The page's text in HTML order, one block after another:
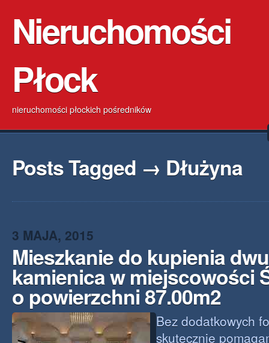
Nieruchomości
Płock
nieruchomości płockich pośredników
Posts Tagged → Dłużyna
3 MAJA, 2015
Mieszkanie do kupienia
kamienica w miejscowości
o powierzchni 87.00m2
Bez dodatkowych
skutecznie